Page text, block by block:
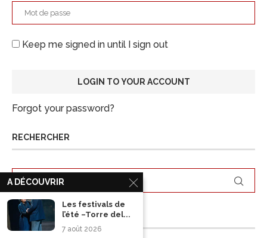
Keep me signed in until I sign out
Forgot your password?
RECHERCHER
ARCHIVES
A DÉCOUVRIR
Les festivals de
l’été –Torre del...
7 août 2026